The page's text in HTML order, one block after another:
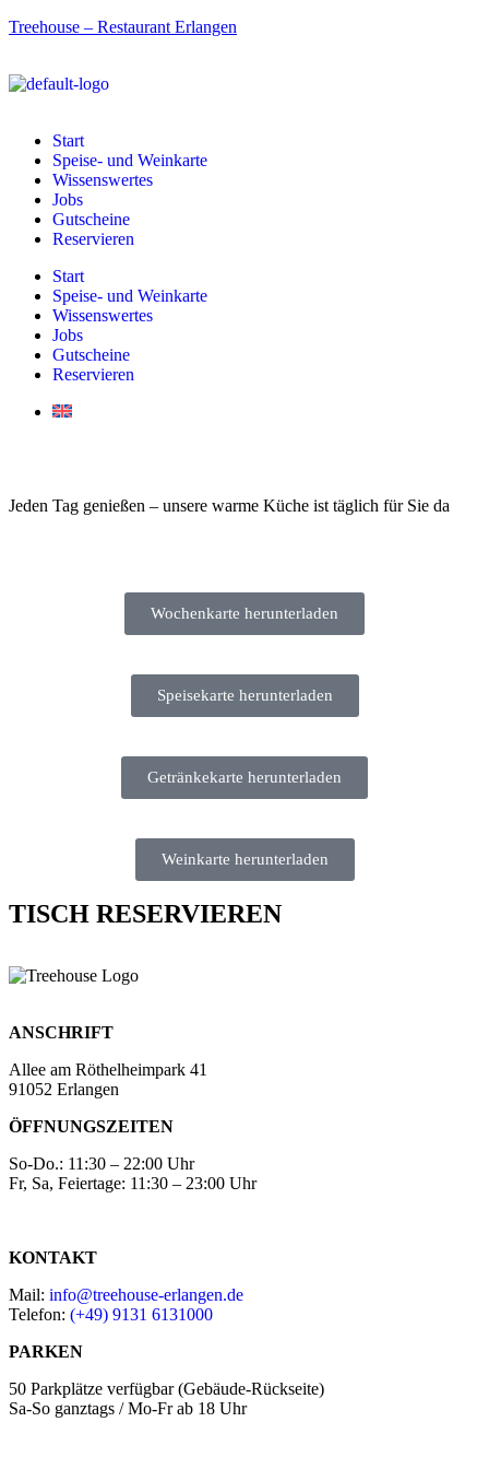
Treehouse – Restaurant Erlangen
Start
Speise- und Weinkarte
Wissenswertes
Jobs
Gutscheine
Reservieren
Start
Speise- und Weinkarte
Wissenswertes
Jobs
Gutscheine
Reservieren
Jeden Tag genießen – unsere warme Küche ist täglich für Sie da
Wochenkarte herunterladen
Speisekarte herunterladen
Getränkekarte herunterladen
Weinkarte herunterladen
TISCH RESERVIEREN
ANSCHRIFT
Allee am Röthelheimpark 41
91052 Erlangen
ÖFFNUNGSZEITEN
So-Do.: 11:30 – 22:00 Uhr
Fr, Sa, Feiertage: 11:30 – 23:00 Uhr
KONTAKT
Mail: info@treehouse-erlangen.de
Telefon: (+49) 9131 6131000
PARKEN
50 Parkplätze verfügbar (Gebäude-Rückseite)
Sa-So ganztags / Mo-Fr ab 18 Uhr